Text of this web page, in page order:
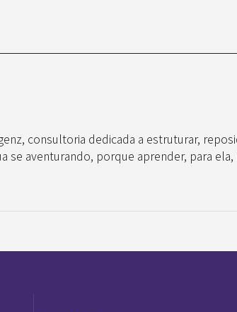
consultoria dedicada a estruturar,
aventurando, porque aprender, para